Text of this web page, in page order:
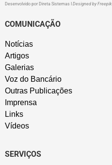
Desenvolvido por Direta Sistemas Designed by Freepik
COMUNICAÇÃO
Notícias
Artigos
Galerias
Voz do Bancário
Outras Publicações
Imprensa
Links
Vídeos
SERVIÇOS